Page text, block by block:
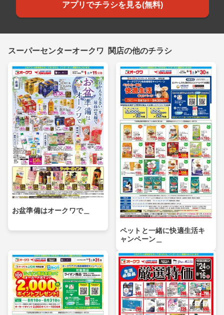
アプリでチラシを見る(無料)
スーパーセンターオークワ 関店の他のチラシ
お盆準備はオークワで＿
ペットと一緒に快適生活キ
ャンペーン＿